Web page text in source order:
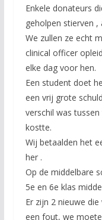
Enkele donateurs
geholpen stierven ,
We zullen ze echt
clinical officer
elke dag voor hen.
Een student doet
een vrij grote
verschil was
kostte.
Wij betaalden het
her .
Op de middelbare
5e en 6e klas
Er zijn 2 nieuwe
een fout, we